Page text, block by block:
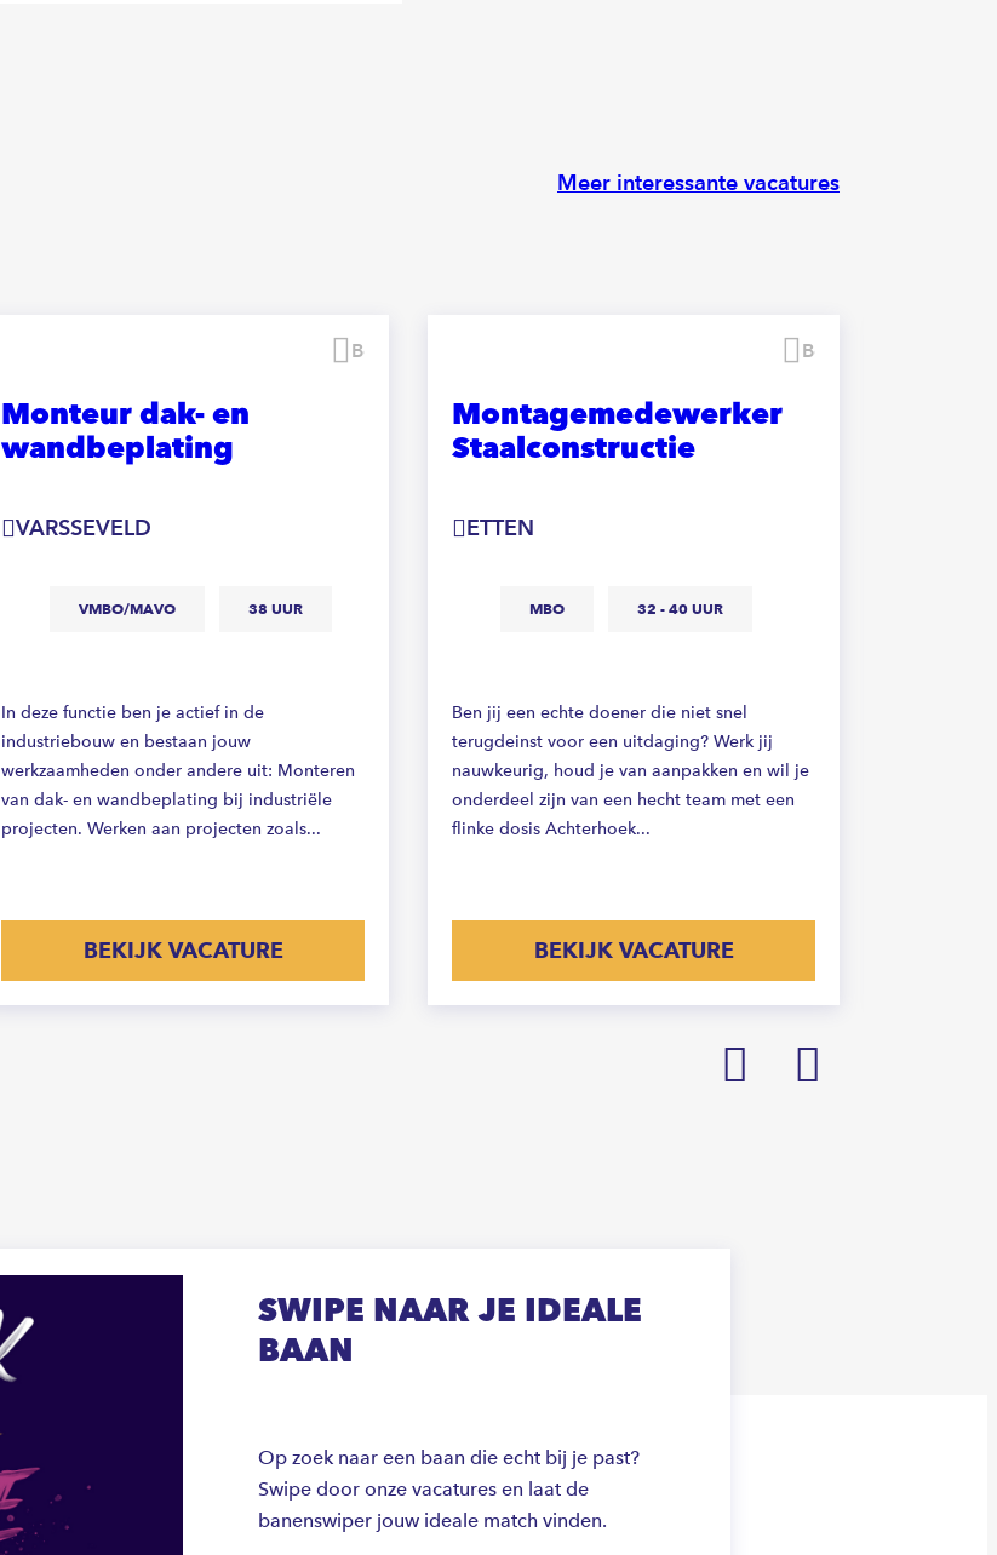
Monteur dak- en
wandbeplating
VARSSEVELD
VMBO/MAVO 38 UUR
In deze functie ben je actief in de
industriebouw en bestaan jouw
werkzaamheden onder andere uit: Monteren
van dak- en wandbeplating bij industriële
projecten. Werken aan projecten zoals...
BEKIJK VACATURE
Bewaren
Montagemedewerker
Staalconstructie
ETTEN
MBO 32 - 40 UUR
Ben jij een echte doener die niet snel
terugdeinst voor een uitdaging? Werk jij
nauwkeurig, houd je van aanpakken en wil je
onderdeel zijn van een hecht team met een
flinke dosis Achterhoek...
BEKIJK VACATURE
Bewaren
Meer interessante vacatures
SWIPE NAAR JE IDEALE
BAAN
Op zoek naar een baan die echt bij je past?
Swipe door onze vacatures en laat de
banenswiper jouw ideale match vinden.